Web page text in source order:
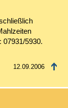
07931/5930.
12.09.2006